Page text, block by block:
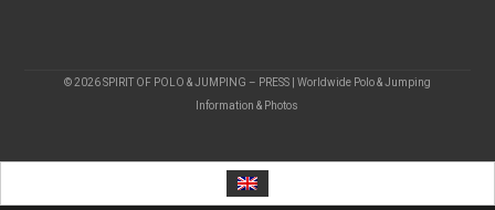
© 2026 SPIRIT OF POLO & JUMPING – PRESS | Worldwide Polo & Jumping
Information & Photos